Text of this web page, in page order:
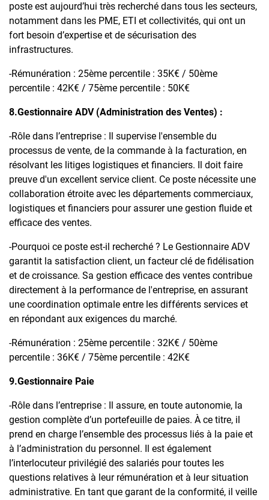
poste est aujourd’hui très recherché dans tous les secteurs,
notamment dans les PME, ETI et collectivités, qui ont un
fort besoin d’expertise et de sécurisation des
infrastructures.
-Rémunération : 25ème percentile : 35K€ / 50ème
percentile : 42K€ / 75ème percentile : 50K€
8.Gestionnaire ADV (Administration des Ventes) :
-Rôle dans l’entreprise : Il supervise l'ensemble du
processus de vente, de la commande à la facturation, en
résolvant les litiges logistiques et financiers. Il doit faire
preuve d'un excellent service client. Ce poste nécessite une
collaboration étroite avec les départements commerciaux,
logistiques et financiers pour assurer une gestion fluide et
efficace des ventes.
-Pourquoi ce poste est-il recherché ? Le Gestionnaire ADV
garantit la satisfaction client, un facteur clé de fidélisation
et de croissance. Sa gestion efficace des ventes contribue
directement à la performance de l'entreprise, en assurant
une coordination optimale entre les différents services et
en répondant aux exigences du marché.
-Rémunération : 25ème percentile : 32K€ / 50ème
percentile : 36K€ / 75ème percentile : 42K€
9.Gestionnaire Paie
-Rôle dans l’entreprise : Il assure, en toute autonomie, la
gestion complète d’un portefeuille de paies. À ce titre, il
prend en charge l’ensemble des processus liés à la paie et
à l’administration du personnel. Il est également
l’interlocuteur privilégié des salariés pour toutes les
questions relatives à leur rémunération et à leur situation
administrative. En tant que garant de la conformité, il veille